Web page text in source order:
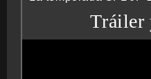
Tráiler